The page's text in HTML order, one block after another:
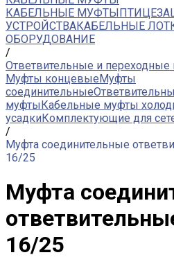
КАБЕЛЬНЫЕ МУФТЫ
УСТРОЙСТВАКАБЕЛЬНЫЕ
ОБОРУДОВАНИЕ
/
Ответвительные и
Муфты концевыеМуфты
соединительные
муфтыКабельные муфты
усадкиКомплектующие для
/
Муфта соединительные
16/25
Муфта
16/25